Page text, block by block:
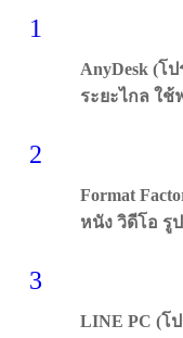
1
AnyDesk (โ
ระยะไกล ใช้
2
Format
หนัง วิดีโอ รู
3
LINE PC (โ